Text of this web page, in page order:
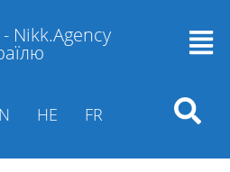
Nikk.Agency
HE FR